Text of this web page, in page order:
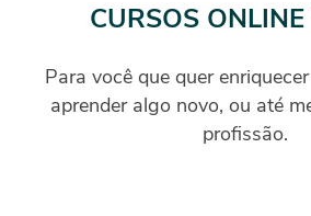
CURSOS
Para você que quer
aprender algo novo, ou até
profissão.